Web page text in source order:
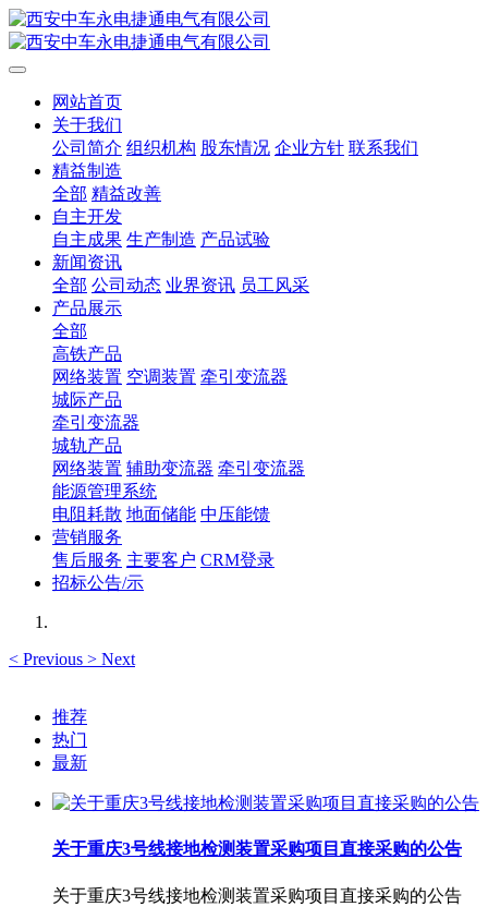
网站首页
关于我们
公司简介 组织机构 股东情况 企业方针 联系我们
精益制造
全部 精益改善
自主开发
自主成果 生产制造 产品试验
新闻资讯
全部 公司动态 业界资讯 员工风采
产品展示
全部
高铁产品
网络装置 空调装置 牵引变流器
城际产品
牵引变流器
城轨产品
网络装置 辅助变流器 牵引变流器
能源管理系统
电阻耗散 地面储能 中压能馈
营销服务
售后服务 主要客户 CRM登录
招标公告/示
< Previous > Next
推荐
热门
最新
关于重庆3号线接地检测装置采购项目直接采购的公告
关于重庆3号线接地检测装置采购项目直接采购的公告